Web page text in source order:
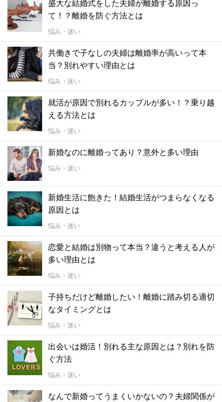
盛大な結婚式をした夫婦が離婚する原因っ
て！？離婚を防ぐ方法とは
悩み・迷い
共働きで子なしの夫婦は離婚率が高いって本
当？別れやすい理由とは
悩み・迷い
就活が原因で別れるカップルが多い！？乗り越
える方法とは
悩み・迷い
新婚なのに離婚ってあり？意外と多い理由
悩み・迷い
新婚生活に飽きた！結婚生活がつまらなくなる
原因とは
悩み・迷い
恋愛と結婚は別物って本当？違うと考える人が
多い理由とは
悩み・迷い
子持ちだけど離婚したい！離婚に踏み切る適切
なタイミングとは
悩み・迷い
出会いは婚活！別れる主な原因とは？別れを防
ぐ方法
悩み・迷い
なんで新婚ってうまくいかないの？夫婦関係が